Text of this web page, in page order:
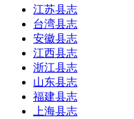
江苏县志
台湾县志
安徽县志
江西县志
浙江县志
山东县志
福建县志
上海县志